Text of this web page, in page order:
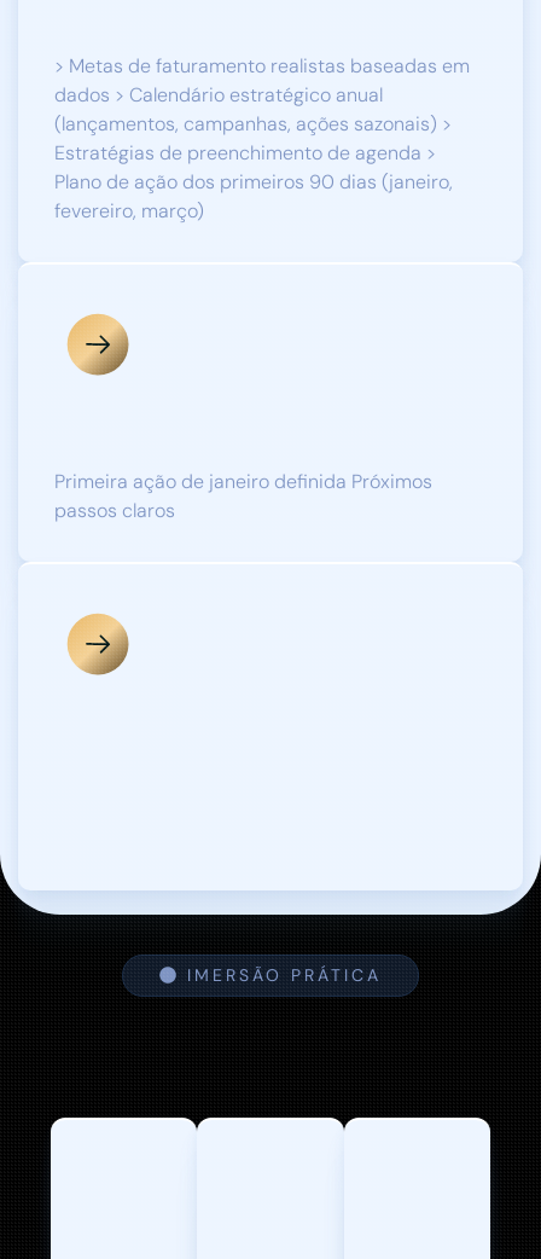
> Metas de faturamento realistas baseadas em
dados > Calendário estratégico anual
(lançamentos, campanhas, ações sazonais) >
Estratégias de preenchimento de agenda >
Plano de ação dos primeiros 90 dias (janeiro,
fevereiro, março)
Primeira ação de janeiro definida Próximos
passos claros
IMERSÃO PRÁTICA